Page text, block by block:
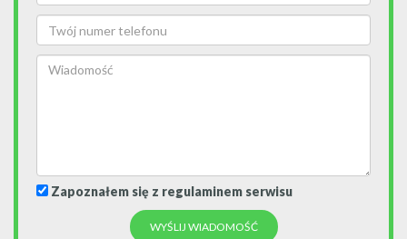
Zapoznałem się z regulaminem serwisu